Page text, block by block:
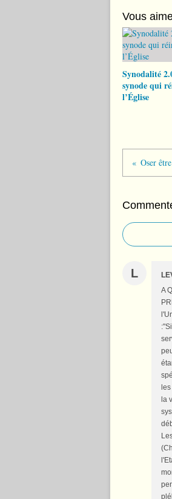
Vous
Synodalité
synode qui
l’Église
Oser
L
A
la